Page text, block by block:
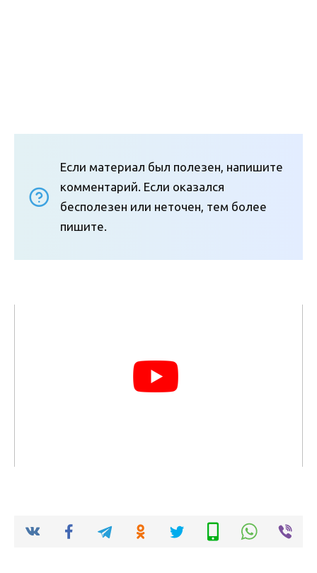
Если материал был полезен, напишите
комментарий. Если оказался
бесполезен или неточен, тем более
пишите.